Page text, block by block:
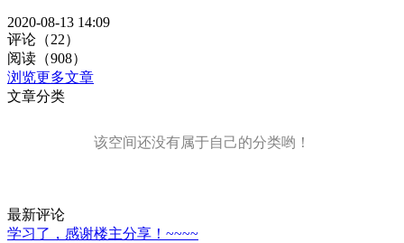
2020-08-13 14:09
评论（22）
阅读（908）
浏览更多文章
文章分类
该空间还没有属于自己的分类哟！
最新评论
学习了，感谢楼主分享！~~~~